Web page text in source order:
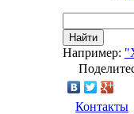
Найти
Например:
Контакты